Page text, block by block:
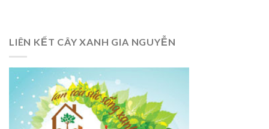
LIÊN KẾT CÂY XANH GIA NGUYỄN